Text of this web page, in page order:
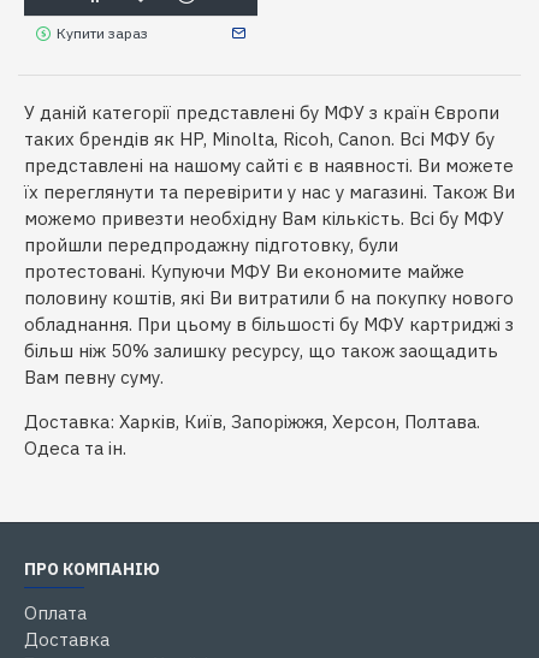
У даній категорії представлені бу МФУ з країн Європи
таких брендів як HP, Minolta, Ricoh, Canon. Всі МФУ бу
представлені на нашому сайті є в наявності. Ви можете
їх переглянути та перевірити у нас у магазині. Також Ви
можемо привезти необхідну Вам кількість. Всі бу МФУ
пройшли передпродажну підготовку, були
протестовані. Купуючи МФУ Ви економите майже
половину коштів, які Ви витратили б на покупку нового
обладнання. При цьому в більшості бу МФУ картриджі з
більш ніж 50% залишку ресурсу, що також заощадить
Вам певну суму.
Доставка: Харків, Київ, Запоріжжя, Херсон, Полтава.
Одеса та ін.
Купити зараз
ПРО КОМПАНІЮ
Оплата
Доставка